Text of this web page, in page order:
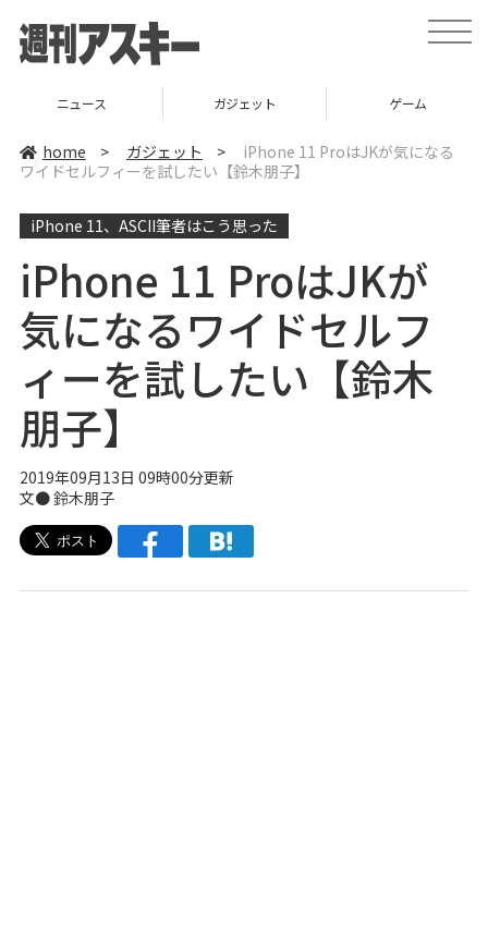
t
o
v
ニュース ガジェット ゲーム
home > ガジェット >
iPhone 11 ProはJKが気になる
ワイドセルフィーを試したい【鈴木朋子】
iPhone 11、ASCII筆者はこう思った
iPhone 11 ProはJKが
気になるワイドセルフ
ィーを試したい【鈴木
朋子】
2019年09月13日 09時00分更新
文● 鈴木朋子